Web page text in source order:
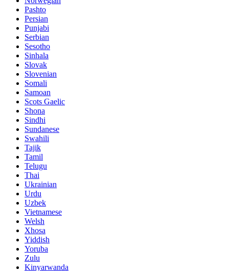
Pashto
Persian
Punjabi
Serbian
Sesotho
Sinhala
Slovak
Slovenian
Somali
Samoan
Scots Gaelic
Shona
Sindhi
Sundanese
Swahili
Tajik
Tamil
Telugu
Thai
Ukrainian
Urdu
Uzbek
Vietnamese
Welsh
Xhosa
Yiddish
Yoruba
Zulu
Kinyarwanda